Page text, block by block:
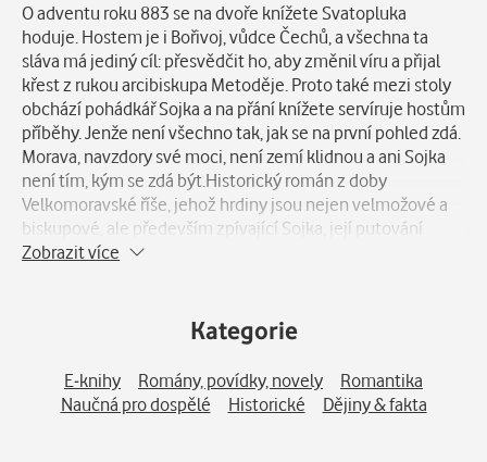
O adventu roku 883 se na dvoře knížete Svatopluka
hoduje. Hostem je i Bořivoj, vůdce Čechů, a všechna ta
sláva má jediný cíl: přesvědčit ho, aby změnil víru a přijal
křest z rukou arcibiskupa Metoděje. Proto také mezi stoly
obchází pohádkář Sojka a na přání knížete servíruje hostům
příběhy. Jenže není všechno tak, jak se na první pohled zdá.
Morava, navzdory své moci, není zemí klidnou a ani Sojka
není tím, kým se zdá být.Historický román z doby
Velkomoravské říše, jehož hrdiny jsou nejen velmožové a
biskupové, ale především zpívající Sojka, její putování
zemí, její vyprávění a hledání lásky.
Zobrazit více
Kategorie
E-knihy Romány, povídky, novely
Romantika
Naučná pro dospělé
Historické Dějiny & fakta